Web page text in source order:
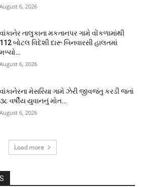
August 6, 2026
વાંકાનેર તાલુકાના મકતાનપર ગામે વોંકળામાંથી
112 બોટલ વિદેશી દારૂ બિનવારસી હાલતમાં
મળ્યો…
August 6, 2026
વાંકાનેરના મેસરિયા ગામે ઝેરી જીવજંતુ કરડી જતાં
૩૮ વર્ષીય યુવાનનું મોત…
August 6, 2026
Load more